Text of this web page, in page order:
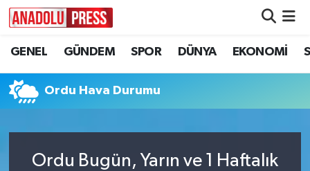
GENEL GÜNDEM SPOR DÜNYA EKONOMİ
Ordu Hava Durumu
Ordu Bugün, Yarın ve 1 Haftalık
Nöbetçi Eczaneler
Hava Durumu
Trafik Durumu